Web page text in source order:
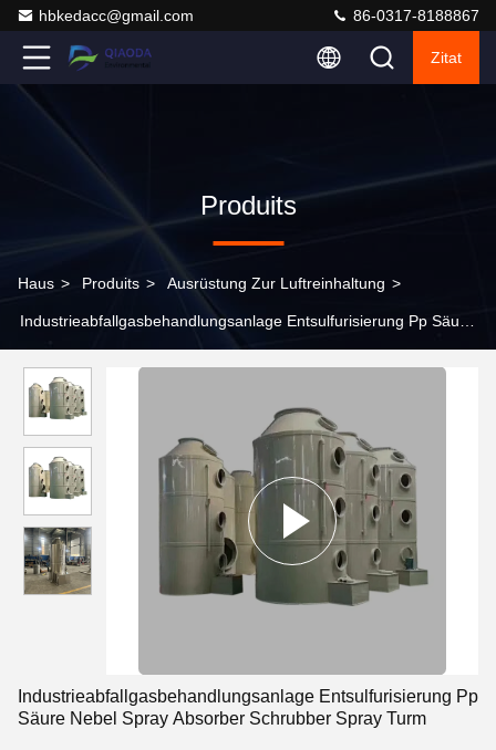
hbkedacc@gmail.com 86-0317-8188867
Zitat
Produits
Haus > Produits > Ausrüstung Zur Luftreinhaltung >
Industrieabfallgasbehandlungsanlage Entsulfurisierung Pp Säure
Industrieabfallgasbehandlungsanlage Entsulfurisierung Pp
Säure Nebel Spray Absorber Schrubber Spray Turm